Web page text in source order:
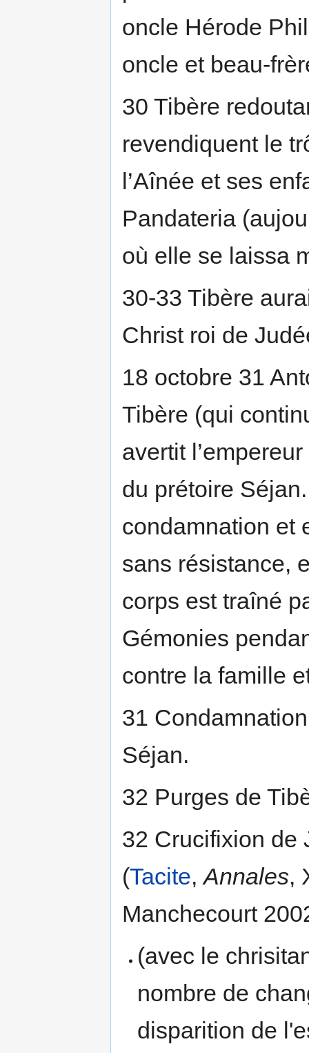
oncle Hérode
oncle et beau-
30 Tibère
revendiquent le
l’Aînée et ses
Pandateria
où elle se laissa
30-33 Tibère
Christ roi de
18 octobre 31
Tibère (qui
avertit
du prétoire
condamnation et
sans résistance,
corps est traîné
Gémonies
contre la famille
31
Séjan.
32 Purges de
32 Crucifixion de
(Tacite,Annales,
Manchecourt
(avec le
nombre de
disparition de